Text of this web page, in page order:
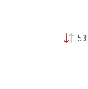
53'